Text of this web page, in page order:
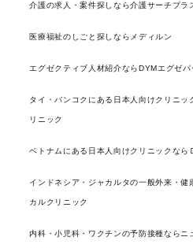
介護の求人・案件探しなら介護サーチプラ
医療福祉のしごと探しならメディルン
エグゼクティブ人材紹介ならDYMエグゼパ
タイ・バンコクにある日本人向けクリニッ
リニック
ベトナムにある日本人向けクリニックなら
インドネシア・ジャカルタの一般外来・健
カルクリニック
内科・小児科・ワクチンの予防接種なら